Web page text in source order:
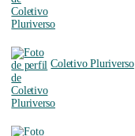
Coletivo Pluriverso